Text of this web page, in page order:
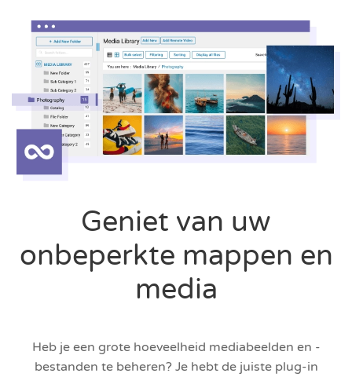
Geniet van uw
onbeperkte mappen en
media
Heb je een grote hoeveelheid mediabeelden en -
bestanden te beheren? Je hebt de juiste plug-in